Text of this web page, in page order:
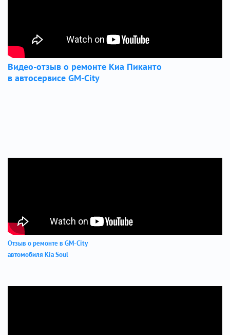
Видео-отзыв о ремонте Киа Пиканто
в автосервисе GM-City
Отзыв о ремонте в GM-City
автомобиля Kia Soul